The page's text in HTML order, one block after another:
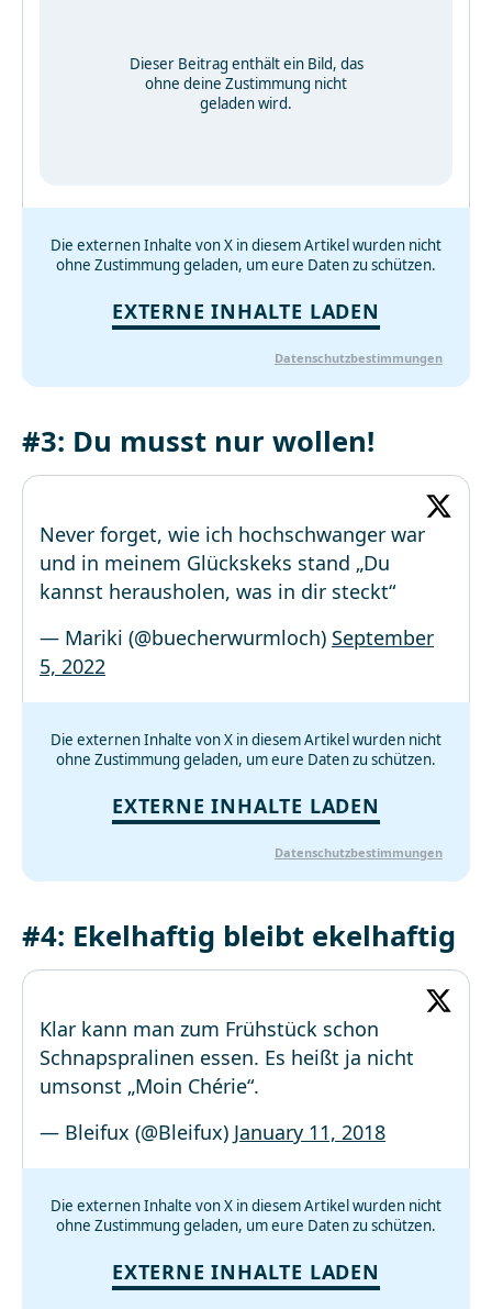
Dieser Beitrag enthält ein Bild, das
ohne deine Zustimmung nicht
geladen wird.
Die externen Inhalte von X in diesem Artikel wurden nicht
ohne Zustimmung geladen, um eure Daten zu schützen.
EXTERNE INHALTE LADEN
Datenschutzbestimmungen
#3: Du musst nur wollen!
Never forget, wie ich hochschwanger war
und in meinem Glückskeks stand „Du
kannst herausholen, was in dir steckt“
— Mariki (@buecherwurmloch) September
5, 2022
Die externen Inhalte von X in diesem Artikel wurden nicht
ohne Zustimmung geladen, um eure Daten zu schützen.
EXTERNE INHALTE LADEN
Datenschutzbestimmungen
#4: Ekelhaftig bleibt ekelhaftig
Klar kann man zum Frühstück schon
Schnapspralinen essen. Es heißt ja nicht
umsonst „Moin Chérie“.
— Bleifux (@Bleifux) January 11, 2018
Die externen Inhalte von X in diesem Artikel wurden nicht
ohne Zustimmung geladen, um eure Daten zu schützen.
EXTERNE INHALTE LADEN